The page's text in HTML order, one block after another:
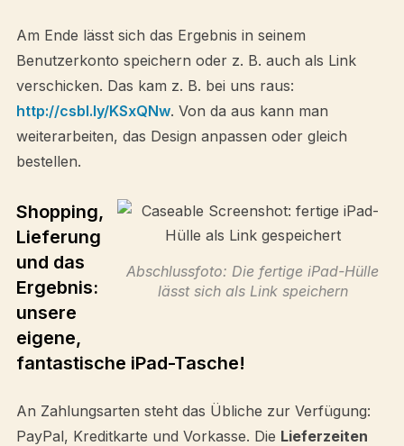
Am Ende lässt sich das Ergebnis in seinem
Benutzerkonto speichern oder z. B. auch als Link
verschicken. Das kam z. B. bei uns raus:
http://csbl.ly/KSxQNw. Von da aus kann man
weiterarbeiten, das Design anpassen oder gleich
bestellen.
Abschlussfoto: Die fertige iPad-Hülle
lässt sich als Link speichern
Shopping,
Lieferung
und das
Ergebnis:
unsere
eigene,
fantastische iPad-Tasche!
An Zahlungsarten steht das Übliche zur Verfügung:
PayPal, Kreditkarte und Vorkasse. Die Lieferzeiten